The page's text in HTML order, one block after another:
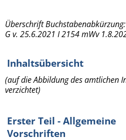
Überschrift
G v. 25.6.2021 I 2154 mWv
Inhaltsübersicht
(auf die Abbildung des amtlichen
verzichtet)
Erster Teil - Allgemeine
Vorschriften